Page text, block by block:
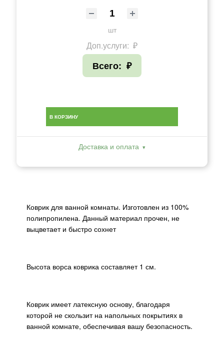
шт
Доп.услуги: ₽
Всего: ₽
В КОРЗИНУ
Доставка и оплата
Коврик для ванной комнаты. Изготовлен из 100%
полипропилена. Данный материал прочен, не
выцветает и быстро сохнет
Высота ворса коврика составляет 1 см.
Коврик имеет латексную основу, благодаря
которой не скользит на напольных покрытиях в
ванной комнате, обеспечивая вашу безопасность.